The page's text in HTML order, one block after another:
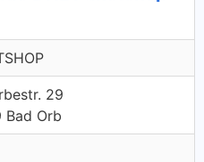
29
Bad Orb